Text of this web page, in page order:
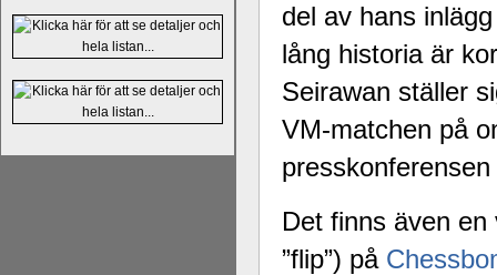
del av hans
lång historia är
Seirawan ställer
VM-matchen på
Det finns även
”flip”) på